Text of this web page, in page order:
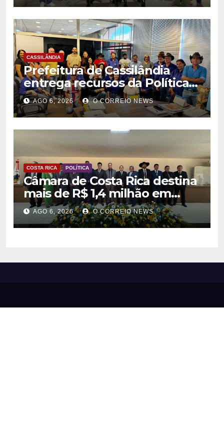
CASSILÂNDIA
Prefeitura de Cassilândia
entrega recursos da Política
Nacional Aldir Blanc a
agentes culturais
AGO 6, 2026 O CORREIO NEWS
COSTA RICA POLÍTICA
Câmara de Costa Rica destina
mais de R$ 1,4 milhão em
emendas para investimentos
em diversas áreas
AGO 6, 2026 O CORREIO NEWS